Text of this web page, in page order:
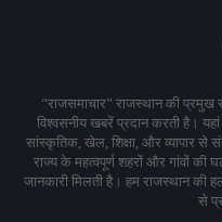
"राजसमाचार" राजस्थान की प्रमुख
विश्वसनीय खबरें प्रदान करती है।
सांस्कृतिक, खेल, शिक्षा, और व्यापार से
राज्य के महत्वपूर्ण शहरों और गांवों की
जानकारी मिलती है। हम राजस्थान
से